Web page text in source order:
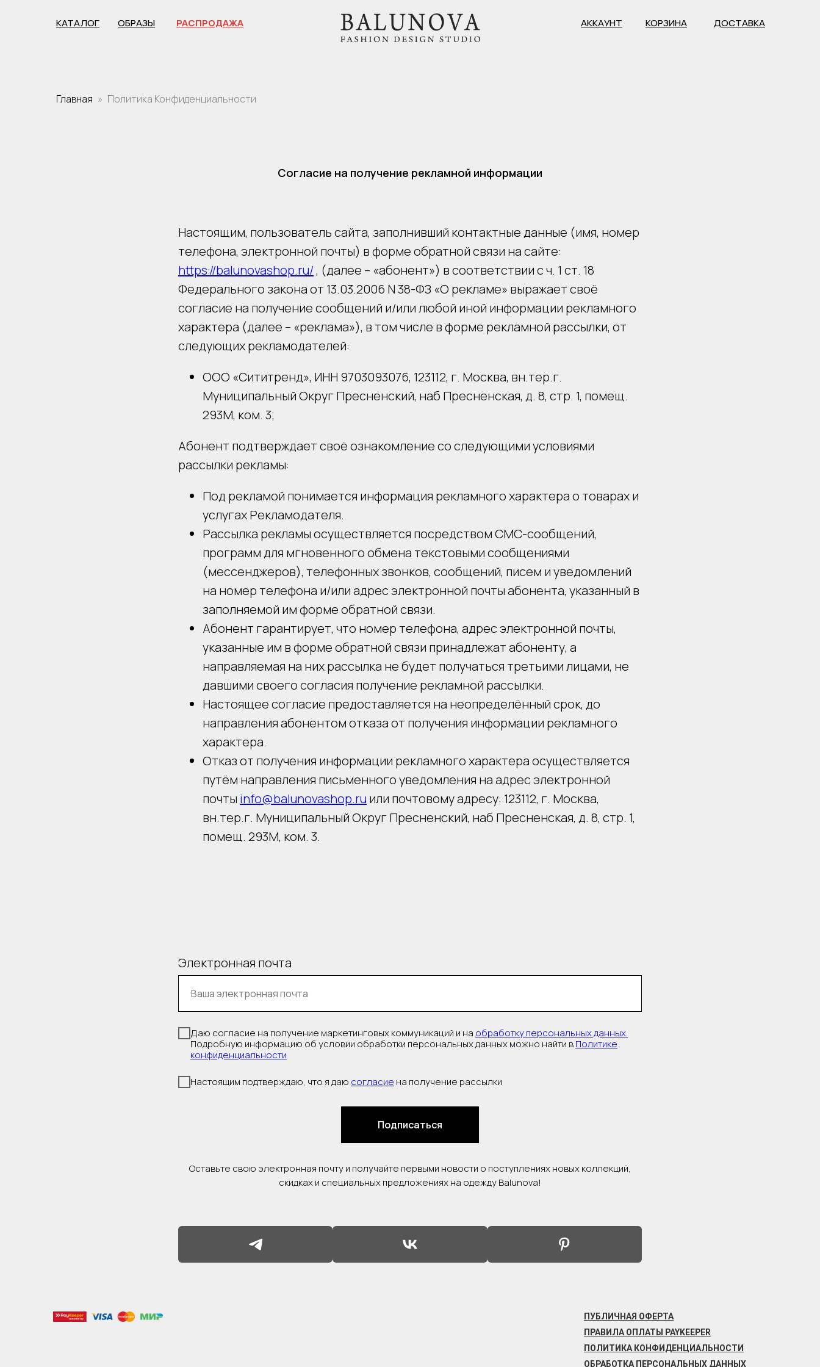
КАТАЛОГ ОБРАЗЫ РАСПРОДАЖА АККАУНТ КОРЗИНА ДОСТАВКА
Главная Политика Конфиденциальности
Согласие на получение рекламной информации
Настоящим, пользователь сайта, заполнивший контактные данные (имя, номер
телефона, электронной почты) в форме обратной связи на сайте:
https://balunovashop.ru/, (далее – «абонент») в соответствии с ч. 1 ст. 18
Федерального закона от 13.03.2006 N 38-ФЗ «О рекламе» выражает своё
согласие на получение сообщений и/или любой иной информации рекламного
характера (далее – «реклама»), в том числе в форме рекламной рассылки, от
следующих рекламодателей:
ООО «Сититренд», ИНН 9703093076, 123112, г. Москва, вн.тер.г.
Муниципальный Округ Пресненский, наб Пресненская, д. 8, стр. 1, помещ.
293М, ком. 3;
Абонент подтверждает своё ознакомление со следующими условиями
рассылки рекламы:
Под рекламой понимается информация рекламного характера о товарах и
услугах Рекламодателя.
Рассылка рекламы осуществляется посредством СМС-сообщений,
программ для мгновенного обмена текстовыми сообщениями
(мессенджеров), телефонных звонков, сообщений, писем и уведомлений
на номер телефона и/или адрес электронной почты абонента, указанный в
заполняемой им форме обратной связи.
Абонент гарантирует, что номер телефона, адрес электронной почты,
указанные им в форме обратной связи принадлежат абоненту, а
направляемая на них рассылка не будет получаться третьими лицами, не
давшими своего согласия получение рекламной рассылки.
Настоящее согласие предоставляется на неопределённый срок, до
направления абонентом отказа от получения информации рекламного
характера.
Отказ от получения информации рекламного характера осуществляется
путём направления письменного уведомления на адрес электронной
почты info@balunovashop.ru или почтовому адресу: 123112, г. Москва,
вн.тер.г. Муниципальный Округ Пресненский, наб Пресненская, д. 8, стр. 1,
помещ. 293М, ком. 3.
Электронная почта
Даю согласие на получение маркетинговых коммуникаций и на обработку персональных данных.
Подробную информацию об условии обработки персональных данных можно найти вПолитике
конфиденциальности
Настоящим подтверждаю, что я даю согласие на получение рассылки
Подписаться
Оставьте свою электронная почту и получайте первыми новости о поступлениях новых коллекций,
скидках и специальных предложениях на одежду Balunova!
ПУБЛИЧНАЯ ОФЕРТА
ПРАВИЛА ОПЛАТЫ PAYKEEPER
ПОЛИТИКА КОНФИДЕНЦИАЛЬНОСТИ
ОБРАБОТКА ПЕРСОНАЛЬНЫХ ДАННЫХ